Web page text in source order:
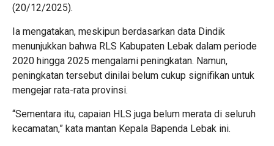
(20/12/2025).
Ia mengatakan, meskipun berdasarkan data Dindik
menunjukkan bahwa RLS Kabupaten Lebak dalam periode
2020 hingga 2025 mengalami peningkatan. Namun,
peningkatan tersebut dinilai belum cukup signifikan untuk
mengejar rata-rata provinsi.
“Sementara itu, capaian HLS juga belum merata di seluruh
kecamatan,” kata mantan Kepala Bapenda Lebak ini.